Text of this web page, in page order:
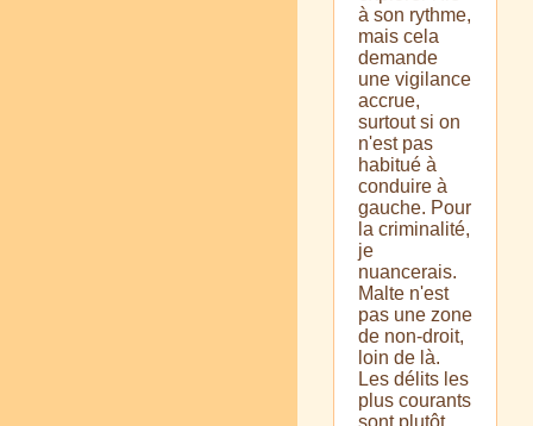
à son rythme,
mais cela
demande
une vigilance
accrue,
surtout si on
n'est pas
habitué à
conduire à
gauche. Pour
la criminalité,
je
nuancerais.
Malte n'est
pas une zone
de non-droit,
loin de là.
Les délits les
plus courants
sont plutôt